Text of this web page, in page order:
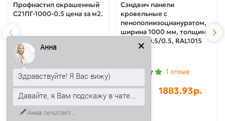
Профнастил окрашенный
С21ПГ-1000-0.5 цена за м2.
8981-01
2 отзыва
515.31р. 422.55р. /м2
Сэндвич панели
кровельные с
пенополиизоциануратом,
ширина 1000 мм, толщина
100 мм, 0.5/0.5, RAL1015
1 отзыв
2297.47р. 1883.93р.
/м2
Анна
Здравствуйте! Я Вас вижу)
Давайте, я Вам подскажу в чате...
Анна печатает...